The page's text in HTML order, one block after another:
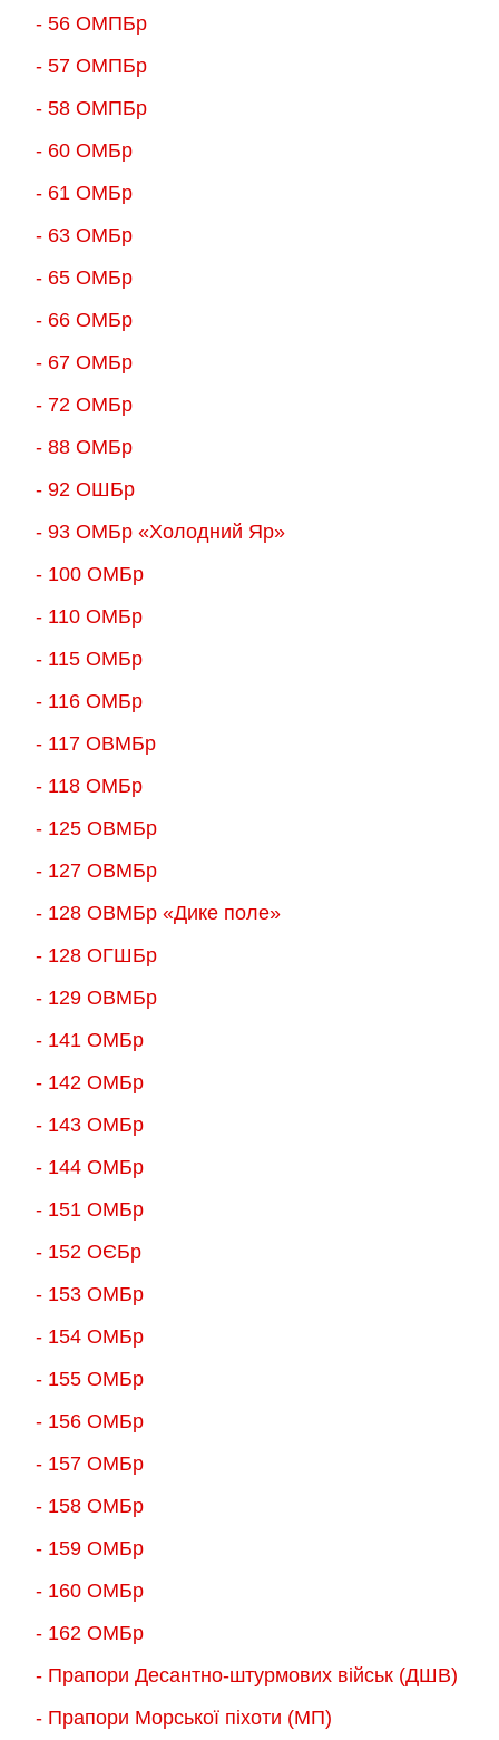
- 56 ОМПБр
- 57 ОМПБр
- 58 ОМПБр
- 60 ОМБр
- 61 ОМБр
- 63 ОМБр
- 65 ОМБр
- 66 ОМБр
- 67 ОМБр
- 72 ОМБр
- 88 ОМБр
- 92 ОШБр
- 93 ОМБр «Холодний Яр»
- 100 ОМБр
- 110 ОМБр
- 115 ОМБр
- 116 ОМБр
- 117 ОВМБр
- 118 ОМБр
- 125 ОВМБр
- 127 ОВМБр
- 128 ОВМБр «Дике поле»
- 128 ОГШБр
- 129 ОВМБр
- 141 ОМБр
- 142 ОМБр
- 143 ОМБр
- 144 ОМБр
- 151 ОМБр
- 152 ОЄБр
- 153 ОМБр
- 154 ОМБр
- 155 ОMБр
- 156 ОMБр
- 157 ОМБр
- 158 ОМБр
- 159 ОМБр
- 160 ОМБр
- 162 ОМБр
- Прапори Десантно-штурмових військ (ДШВ)
- Прапори Морської піхоти (МП)